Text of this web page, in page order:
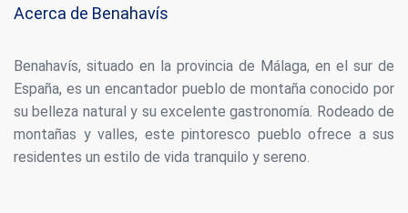
Acerca de Benahavís
Benahavís, situado en la provincia de Málaga, en el sur de
España, es un encantador pueblo de montaña conocido por
su belleza natural y su excelente gastronomía. Rodeado de
montañas y valles, este pintoresco pueblo ofrece a sus
residentes un estilo de vida tranquilo y sereno.
instalación de las mismas. El usuario tiene la posibilidad
de configurar su navegador pudiendo, si así lo desea,
dificultades de navegación de la página web.
Analíticas y personalización
Permiten realizar el seguimiento y análisis del
comportamiento de los usuarios de este sitio web. La